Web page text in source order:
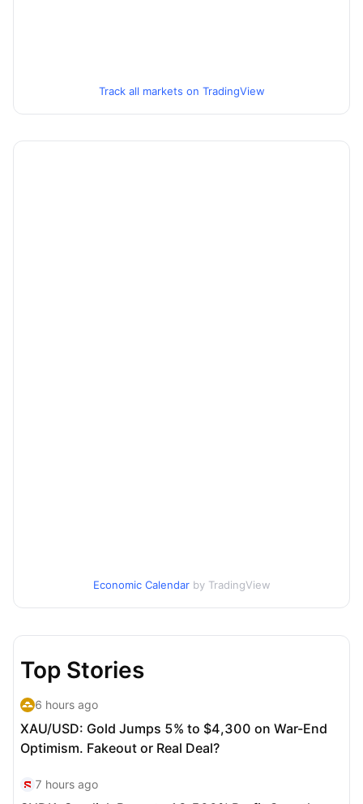
Track all markets on TradingView
Economic Calendar by TradingView